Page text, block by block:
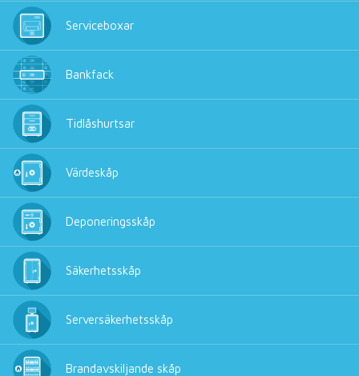
Serviceboxar
Bankfack
Tidlåshurtsar
Värdeskåp
Deponeringsskåp
Säkerhetsskåp
Serversäkerhetsskåp
Brandavskiljande skåp